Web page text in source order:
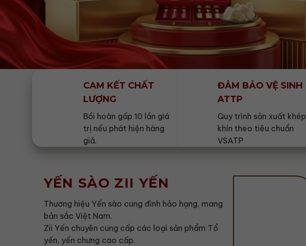
CAM KẾT CHẤT
LƯỢNG
Bồi hoàn gấp 10 lần giá
trị nếu phát hiện hàng
giả.
ĐẢM BẢO VỆ SINH
ATTP
Quy trình sản xuất khép
khín theo tiêu chuẩn
VSATP
YẾN SÀO ZII YẾN
Thương hiệu Yến sào cung đình hảo hạng, mang
bản sắc Việt Nam.
Zii Yến chuyên cung cấp các loại sản phẩm Tổ
yến, yến chưng cao cấp.